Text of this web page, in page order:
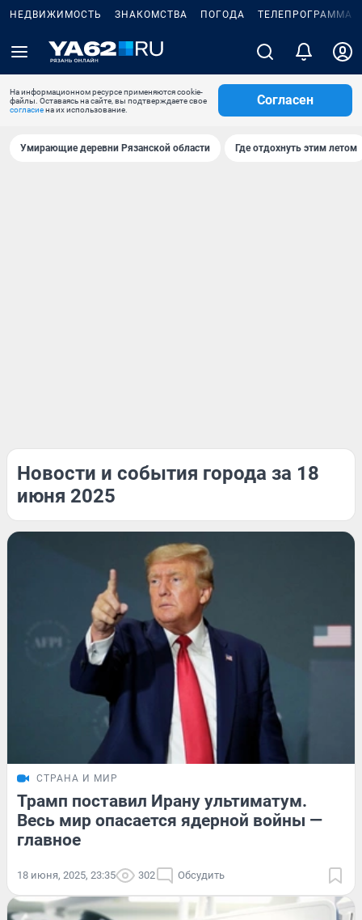
НЕДВИЖИМОСТЬ ЗНАКОМСТВА ПОГОДА ТЕЛЕПРОГРАММА
На информационном ресурсе применяются cookie-
файлы. Оставаясь на сайте, вы подтверждаете свое
согласиена их использование.
Согласен
Умирающие деревни Рязанской области Где отдохнуть этим летом
Новости и события города за 18
июня 2025
СТРАНА И МИР
Трамп поставил Ирану ультиматум.
Весь мир опасается ядерной войны —
главное
18 июня, 2025, 23:35 302 Обсудить